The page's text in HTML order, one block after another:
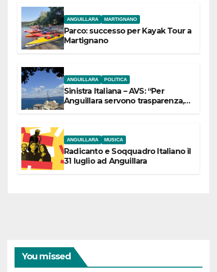
ANGUILLARA MARTIGNANO
Parco: successo per Kayak Tour a
Martignano
ANGUILLARA POLITICA
Sinistra Italiana – AVS: “Per
Anguillara servono trasparenza,
ANGUILLARA MUSICA
Radicanto e Soqquadro Italiano il
31 luglio ad Anguillara
You missed